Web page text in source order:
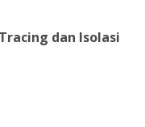
dan Isolasi